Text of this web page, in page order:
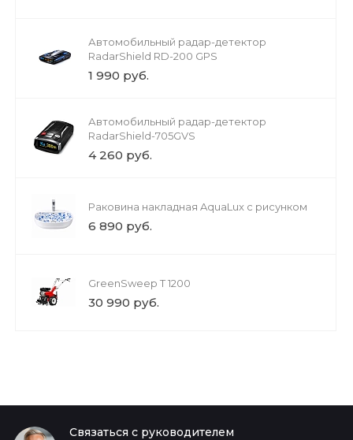
Автомобильный радар-детектор
RadarShield RD-200 GPS
1 990 руб.
Автомобильный радар-детектор
RadarShield-705GVS
4 260 руб.
Раковина накладная AquaLux с рисунком
6 890 руб.
GreenSweep Т 1200
30 990 руб.
Связаться с руководителем